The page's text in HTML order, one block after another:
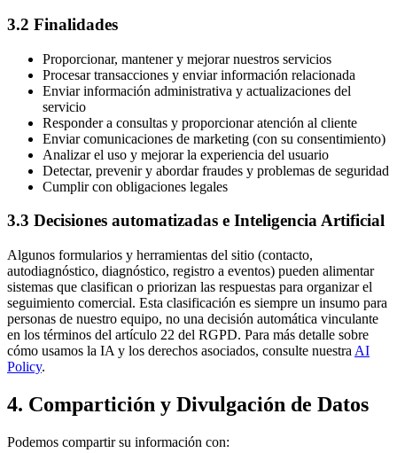
3.2 Finalidades
Proporcionar, mantener y mejorar nuestros servicios
Procesar transacciones y enviar información relacionada
Enviar información administrativa y actualizaciones del
servicio
Responder a consultas y proporcionar atención al cliente
Enviar comunicaciones de marketing (con su consentimiento)
Analizar el uso y mejorar la experiencia del usuario
Detectar, prevenir y abordar fraudes y problemas de seguridad
Cumplir con obligaciones legales
3.3 Decisiones automatizadas e Inteligencia Artificial
Algunos formularios y herramientas del sitio (contacto,
autodiagnóstico, diagnóstico, registro a eventos) pueden alimentar
sistemas que clasifican o priorizan las respuestas para organizar el
seguimiento comercial. Esta clasificación es siempre un insumo para
personas de nuestro equipo, no una decisión automática vinculante
en los términos del artículo 22 del RGPD. Para más detalle sobre
cómo usamos la IA y los derechos asociados, consulte nuestra AI
Policy.
4. Compartición y Divulgación de Datos
Podemos compartir su información con: